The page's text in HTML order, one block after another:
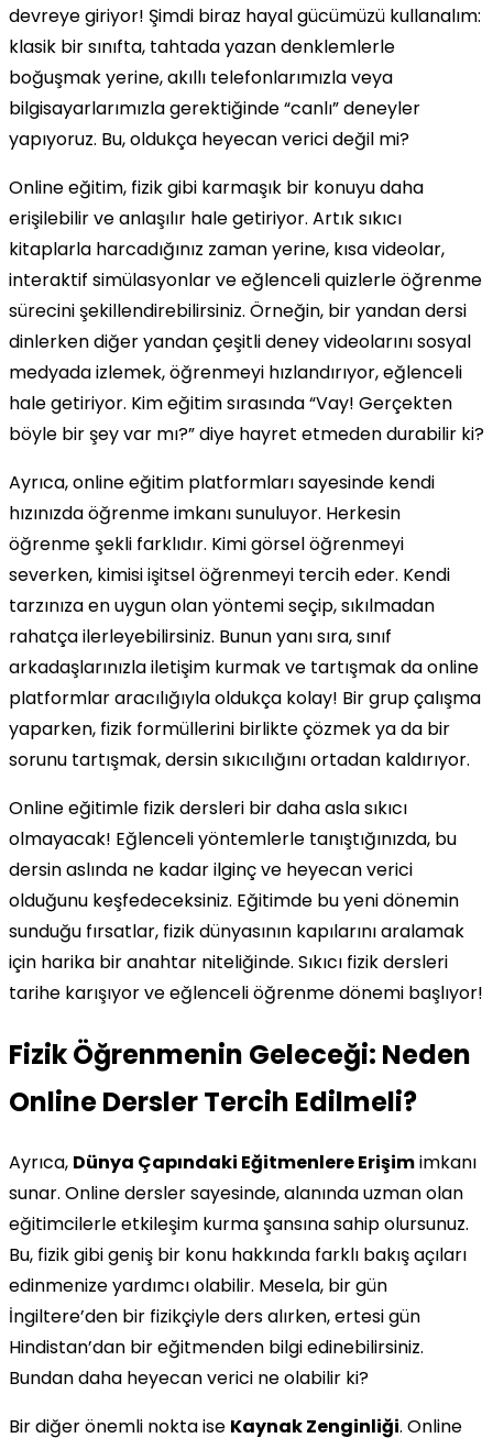
devreye giriyor! Şimdi biraz hayal gücümüzü kullanalım:
klasik bir sınıfta, tahtada yazan denklemlerle
boğuşmak yerine, akıllı telefonlarımızla veya
bilgisayarlarımızla gerektiğinde “canlı” deneyler
yapıyoruz. Bu, oldukça heyecan verici değil mi?
Online eğitim, fizik gibi karmaşık bir konuyu daha
erişilebilir ve anlaşılır hale getiriyor. Artık sıkıcı
kitaplarla harcadığınız zaman yerine, kısa videolar,
interaktif simülasyonlar ve eğlenceli quizlerle öğrenme
sürecini şekillendirebilirsiniz. Örneğin, bir yandan dersi
dinlerken diğer yandan çeşitli deney videolarını sosyal
medyada izlemek, öğrenmeyi hızlandırıyor, eğlenceli
hale getiriyor. Kim eğitim sırasında “Vay! Gerçekten
böyle bir şey var mı?” diye hayret etmeden durabilir ki?
Ayrıca, online eğitim platformları sayesinde kendi
hızınızda öğrenme imkanı sunuluyor. Herkesin
öğrenme şekli farklıdır. Kimi görsel öğrenmeyi
severken, kimisi işitsel öğrenmeyi tercih eder. Kendi
tarzınıza en uygun olan yöntemi seçip, sıkılmadan
rahatça ilerleyebilirsiniz. Bunun yanı sıra, sınıf
arkadaşlarınızla iletişim kurmak ve tartışmak da online
platformlar aracılığıyla oldukça kolay! Bir grup çalışma
yaparken, fizik formüllerini birlikte çözmek ya da bir
sorunu tartışmak, dersin sıkıcılığını ortadan kaldırıyor.
Online eğitimle fizik dersleri bir daha asla sıkıcı
olmayacak! Eğlenceli yöntemlerle tanıştığınızda, bu
dersin aslında ne kadar ilginç ve heyecan verici
olduğunu keşfedeceksiniz. Eğitimde bu yeni dönemin
sunduğu fırsatlar, fizik dünyasının kapılarını aralamak
için harika bir anahtar niteliğinde. Sıkıcı fizik dersleri
tarihe karışıyor ve eğlenceli öğrenme dönemi başlıyor!
Fizik Öğrenmenin Geleceği: Neden
Online Dersler Tercih Edilmeli?
Ayrıca, Dünya Çapındaki Eğitmenlere Erişimimkanı
sunar. Online dersler sayesinde, alanında uzman olan
eğitimcilerle etkileşim kurma şansına sahip olursunuz.
Bu, fizik gibi geniş bir konu hakkında farklı bakış açıları
edinmenize yardımcı olabilir. Mesela, bir gün
İngiltere’den bir fizikçiyle ders alırken, ertesi gün
Hindistan’dan bir eğitmenden bilgi edinebilirsiniz.
Bundan daha heyecan verici ne olabilir ki?
Bir diğer önemli nokta ise Kaynak Zenginliği. Online